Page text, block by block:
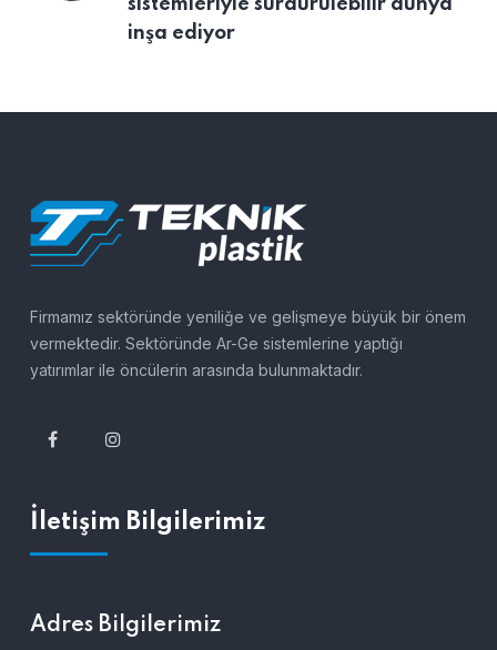
sistemleriyle sürdürülebilir dünya
inşa ediyor
Firmamız sektöründe yeniliğe ve gelişmeye büyük bir önem
vermektedir. Sektöründe Ar-Ge sistemlerine yaptığı
yatırımlar ile öncülerin arasında bulunmaktadır.
İletişim Bilgilerimiz
Adres Bilgilerimiz